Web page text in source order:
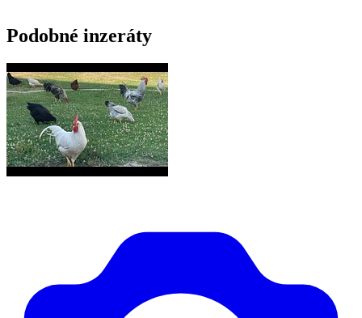
Podobné inzeráty